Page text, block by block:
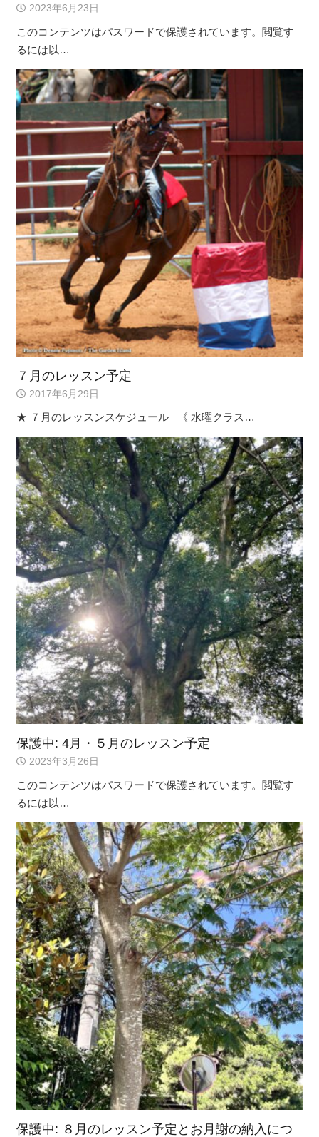
2023年6月23日
このコンテンツはパスワードで保護されています。閲覧す
るには以…
７月のレッスン予定
2017年6月29日
★ ７月のレッスンスケジュール 《 水曜クラス…
保護中: 4月・５月のレッスン予定
2023年3月26日
このコンテンツはパスワードで保護されています。閲覧す
るには以…
保護中: ８月のレッスン予定とお月謝の納入につ